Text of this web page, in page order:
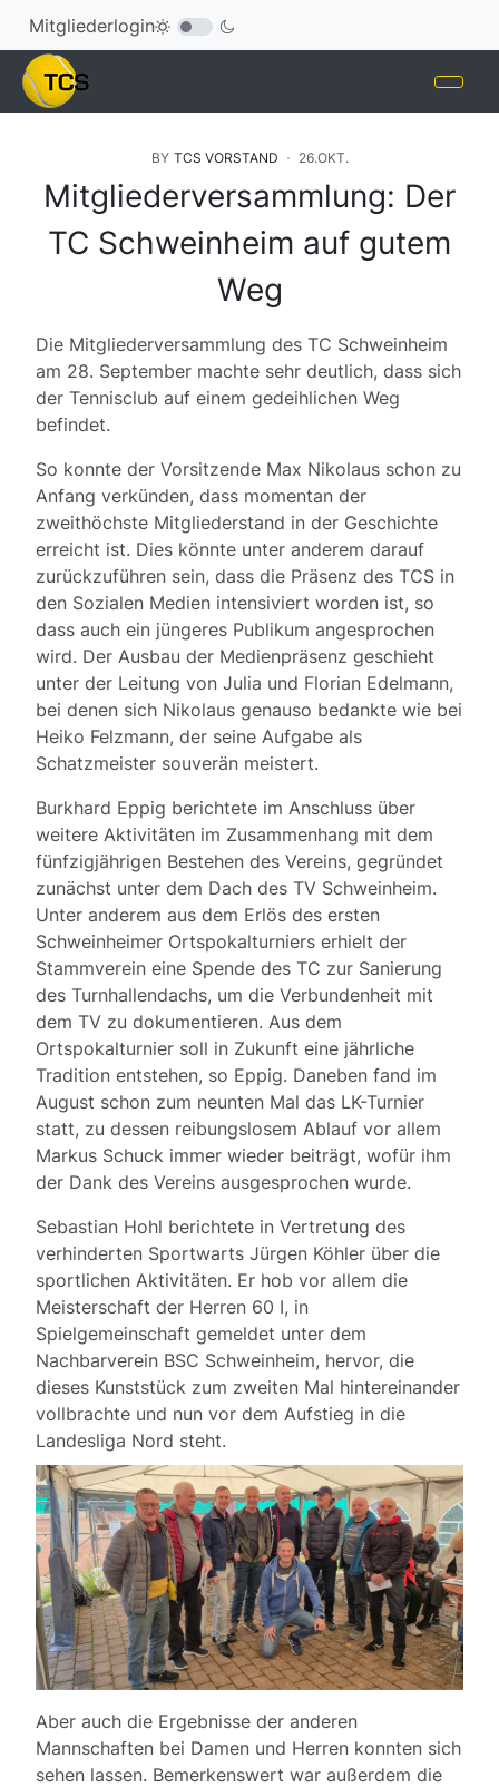
Mitgliederlogin
BY TCS VORSTAND 26.OKT.
Mitgliederversammlung: Der
TC Schweinheim auf gutem
Weg
Die Mitgliederversammlung des TC Schweinheim
am 28. September machte sehr deutlich, dass sich
der Tennisclub auf einem gedeihlichen Weg
befindet.
So konnte der Vorsitzende Max Nikolaus schon zu
Anfang verkünden, dass momentan der
zweithöchste Mitgliederstand in der Geschichte
erreicht ist. Dies könnte unter anderem darauf
zurückzuführen sein, dass die Präsenz des TCS in
den Sozialen Medien intensiviert worden ist, so
dass auch ein jüngeres Publikum angesprochen
wird. Der Ausbau der Medienpräsenz geschieht
unter der Leitung von Julia und Florian Edelmann,
bei denen sich Nikolaus genauso bedankte wie bei
Heiko Felzmann, der seine Aufgabe als
Schatzmeister souverän meistert.
Burkhard Eppig berichtete im Anschluss über
weitere Aktivitäten im Zusammenhang mit dem
fünfzigjährigen Bestehen des Vereins, gegründet
zunächst unter dem Dach des TV Schweinheim.
Unter anderem aus dem Erlös des ersten
Schweinheimer Ortspokalturniers erhielt der
Stammverein eine Spende des TC zur Sanierung
des Turnhallendachs, um die Verbundenheit mit
dem TV zu dokumentieren. Aus dem
Ortspokalturnier soll in Zukunft eine jährliche
Tradition entstehen, so Eppig. Daneben fand im
August schon zum neunten Mal das LK-Turnier
statt, zu dessen reibungslosem Ablauf vor allem
Markus Schuck immer wieder beiträgt, wofür ihm
der Dank des Vereins ausgesprochen wurde.
Sebastian Hohl berichtete in Vertretung des
verhinderten Sportwarts Jürgen Köhler über die
sportlichen Aktivitäten. Er hob vor allem die
Meisterschaft der Herren 60 I, in
Spielgemeinschaft gemeldet unter dem
Nachbarverein BSC Schweinheim, hervor, die
dieses Kunststück zum zweiten Mal hintereinander
vollbrachte und nun vor dem Aufstieg in die
Landesliga Nord steht.
Aber auch die Ergebnisse der anderen
Mannschaften bei Damen und Herren konnten sich
sehen lassen. Bemerkenswert war außerdem die